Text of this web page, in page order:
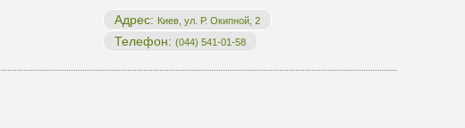
Адрес: Киев, ул. Р. Окипной, 2
Телефон: (044) 541-01-58